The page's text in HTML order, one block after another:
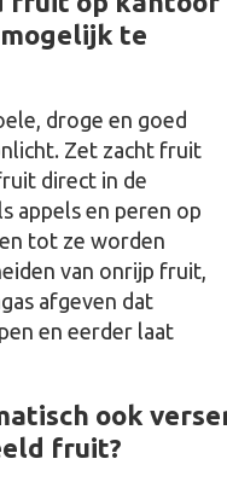
te
droge en goed
Zet zacht fruit
direct in de
appels en peren op
tot ze worden
van onrijp fruit,
afgeven dat
en eerder laat
ook
fruit?